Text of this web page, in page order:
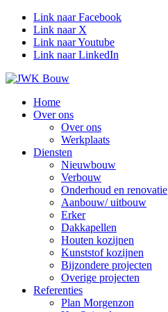
Link naar Facebook
Link naar X
Link naar Youtube
Link naar LinkedIn
Home
Over ons
Over ons
Werkplaats
Diensten
Nieuwbouw
Verbouw
Onderhoud en renovatie
Aanbouw/ uitbouw
Erker
Dakkapellen
Houten kozijnen
Kunststof kozijnen
Bijzondere projecten
Overige projecten
Referenties
Plan Morgenzon